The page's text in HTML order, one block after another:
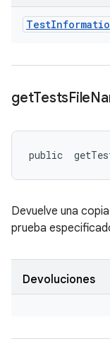
Test
getTestsFile
public
Devuelve una
prueba
Devoluciones